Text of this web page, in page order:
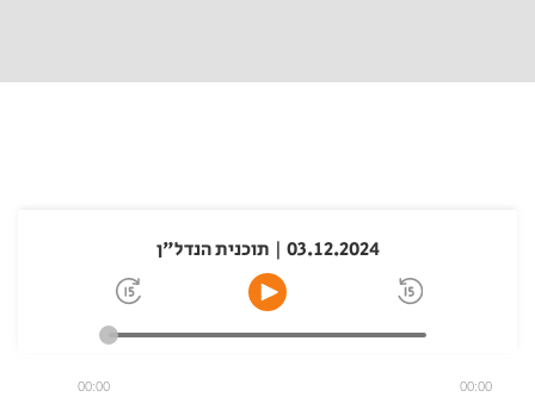
03.12.2024 | תוכנית הנדל"ן
00:00
00:00